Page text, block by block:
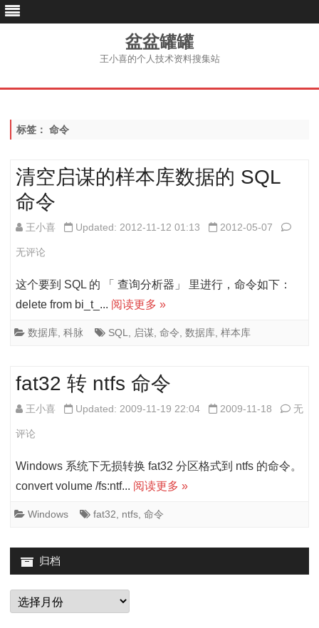
盆盆罐罐
王小喜的个人技术资料搜集站
跳
标签： 命令
清空启谋的样本库数据的 SQL
命令
王小喜 Updated: 2012-11-12 01:13 2012-05-07 清
令
无评论
这个要到 SQL 的 「 查询分析器」 里进行，命令如下：
delete from bi_t_... 阅读更多 »
数据库 科脉 SQL 启谋 命令 数据库 样本库
fat32 转 ntfs 命令
王小喜 Updated: 2009-11-19 22:04 2009-11-18 fat32
无
评论
Windows 系统下无损转换 fat32 分区格式到 ntfs 的命令。
convert volume /fs:ntf... 阅读更多 »
Windows fat32 ntfs 命令
归档
归
档